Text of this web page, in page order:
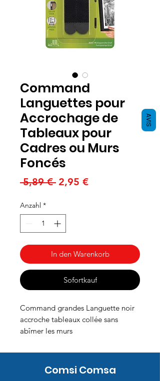
Command
Languettes pour
Accrochage de
Tableaux pour
Cadres ou Murs
Foncés
5,89 € Standardpreis
2,95 €Sale-
Anzahl *
In den Warenkorb
Sofortkauf
Command grandes Languette noir
accroche tableaux collée sans
abîmer les murs
Comsi Comsa
AVIS